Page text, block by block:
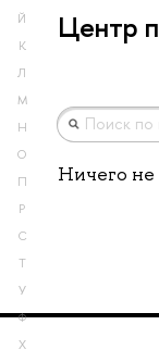
Й
К
Л
М
Н
О
П
Р
С
Т
У
Ф
Х
Центр
Ничего